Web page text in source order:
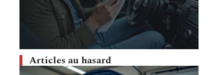
Articles au hasard